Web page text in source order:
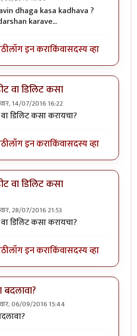
dhaga kasa kadhava ?
karave...
लॉग इन कराकिंवासदस्य व्हा
वा डिलिट कसा
14/07/2016 16:22
डिलिट कसा करायचा?
लॉग इन कराकिंवासदस्य व्हा
वा डिलिट कसा
28/07/2016 21:53
डिलिट कसा करायचा?
लॉग इन कराकिंवासदस्य व्हा
06/09/2016 15:44